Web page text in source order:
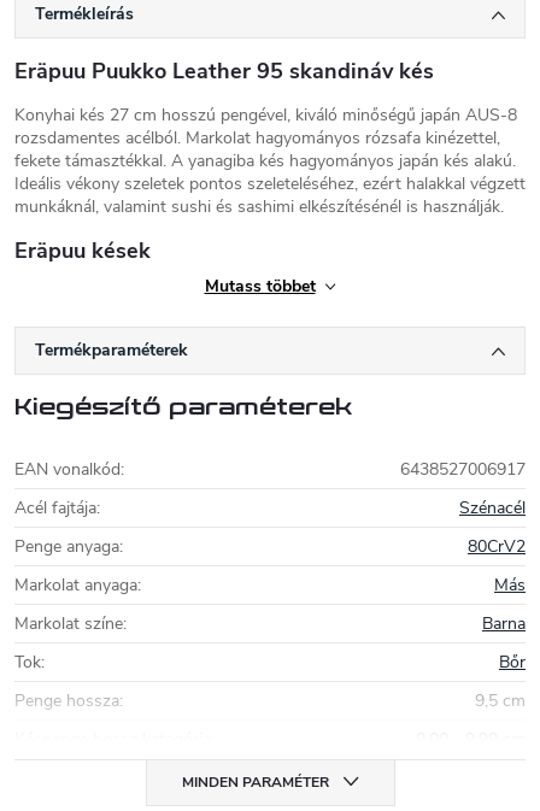
Termékleírás
Eräpuu Puukko Leather 95 skandináv kés
Konyhai kés 27 cm hosszú pengével, kiváló minőségű japán AUS-8
rozsdamentes acélból. Markolat hagyományos rózsafa kinézettel,
fekete támasztékkal. A yanagiba kés hagyományos japán kés alakú.
Ideális vékony szeletek pontos szeleteléséhez, ezért halakkal végzett
munkáknál, valamint sushi és sashimi elkészítésénél is használják.
Eräpuu kések
Az Eräpuu késeket a Kehusmaa testvérek 2004-ig kézzel készítették
készül, amelyeket évszázadok óta használnak a hagyományos finn
puukko késeknél. A markolatok például göndör nyírfából, rénszarvas
általában 80CrV2 szénacélból készülnek, amely a skandináv kések
A pengék általában 80CrV2 szénacélból készülnek, amely a
skandináv kések gyártásában jól bevált anyag.
Mutass többet
Termékparaméterek
Kiegészítő paraméterek
EAN vonalkód:
6438527006917
Acél fajtája:
Szénacél
Penge anyaga:
80CrV2
Markolat anyaga:
Más
Markolat színe:
Barna
Tok:
Bőr
Penge hossza:
9,5 cm
MINDEN PARAMÉTER